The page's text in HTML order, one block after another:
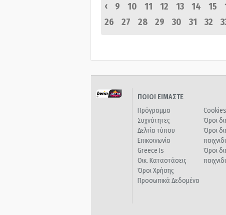
‹
9 10 11 12 13 14 15
26
27 28 29 30 31 32
ΠΟΙΟΙ ΕΙΜΑΣΤΕ
Πρόγραμμα
Συχνότητες
Δελτία τύπου
Επικοινωνία
Greece Is
Οικ. Καταστάσεις
Όροι Χρήσης
Προσωπικά Δεδομένα
Cookies
Όροι
Όροι
Όροι